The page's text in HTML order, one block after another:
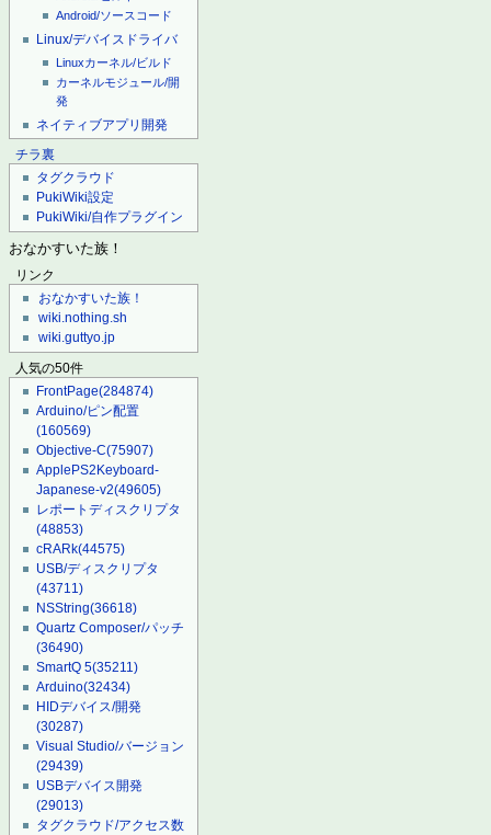
Android/ソースコード
Linux/デバイスドライバ
Linuxカーネル/ビルド
カーネルモジュール/開
発
ネイティブアプリ開発
チラ裏
タグクラウド
PukiWiki設定
PukiWiki/自作プラグイン
おなかすいた族！
リンク
おなかすいた族！
wiki.nothing.sh
wiki.guttyo.jp
人気の50件
FrontPage(284874)
Arduino/ピン配置
(160569)
Objective-C(75907)
ApplePS2Keyboard-
Japanese-v2(49605)
レポートディスクリプタ
(48853)
cRARk(44575)
USB/ディスクリプタ
(43711)
NSString(36618)
Quartz Composer/パッチ
(36490)
SmartQ 5(35211)
Arduino(32434)
HIDデバイス/開発
(30287)
Visual Studio/バージョン
(29439)
USBデバイス開発
(29013)
タグクラウド/アクセス数